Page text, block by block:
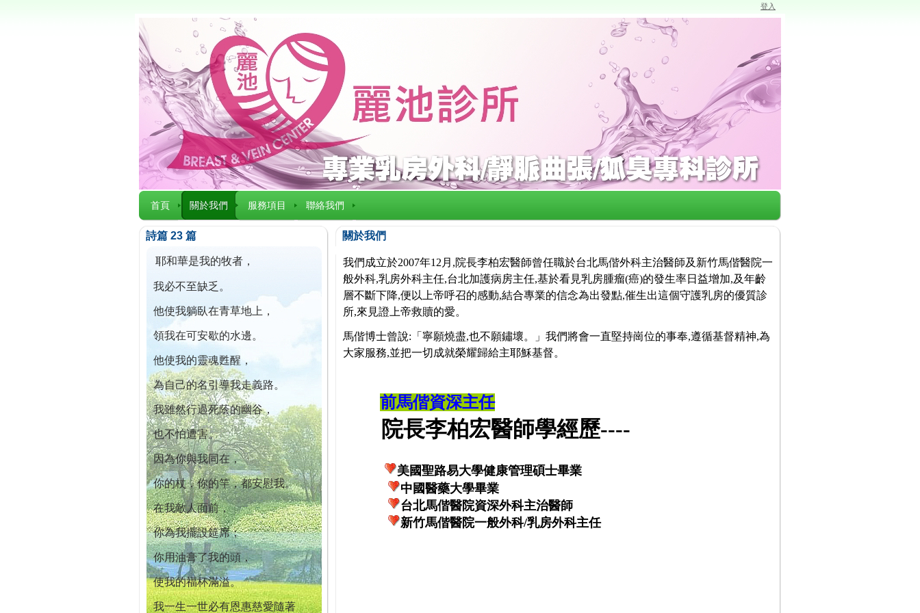
登入
首頁 關於我們 服務項目 聯絡我們
詩篇 23 篇
耶和華是我的牧者，
我必不至缺乏。
他使我躺臥在青草地上，
領我在可安歇的水邊。
他使我的靈魂甦醒，
為自己的名引導我走義路。
我雖然行過死蔭的幽谷，
也不怕遭害。
因為你與我同在，
你的杖，你的竿，都安慰我。
在我敵人面前，
你為我擺設筵席；
你用油膏了我的頭，
使我的福杯滿溢。
我一生一世必有恩惠慈愛隨著
關於我們
我們成立於2007年12月,院長李柏宏醫師曾任職於台北馬偕外科主治醫師及新竹馬偕醫院一
般外科,乳房外科主任,台北加護病房主任,基於看見乳房腫瘤(癌)的發生率日益增加,及年齡
層不斷下降,便以上帝呼召的感動,結合專業的信念為出發點,催生出這個守護乳房的優質診
所,來見證上帝救贖的愛。
馬偕博士曾說:「寧願燒盡,也不願鏽壞。」我們將會一直堅持崗位的事奉,遵循基督精神,為
大家服務,並把一切成就榮耀歸給主耶穌基督。
前馬偕資深主任
院長李柏宏醫師學經歷----
美國聖路易大學健康管理碩士畢業
中國醫藥大學畢業
台北馬偕醫院資深外科主治醫師
新竹馬偕醫院一般外科/乳房外科主任